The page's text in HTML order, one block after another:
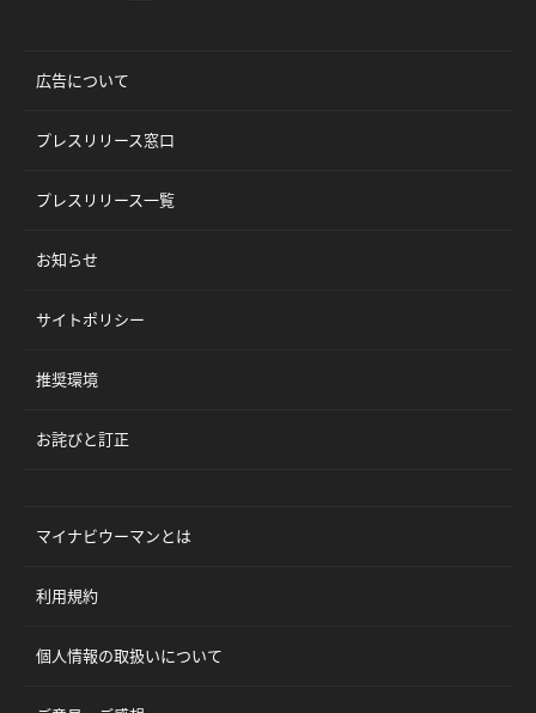
広告について
プレスリリース窓口
プレスリリース一覧
お知らせ
サイトポリシー
推奨環境
お詫びと訂正
マイナビウーマンとは
利用規約
個人情報の取扱いについて